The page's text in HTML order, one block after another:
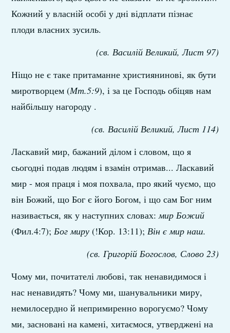
Кожний у власній особі у дні відплати пізнає
плоди власних зусиль.
(св. Василій Великий, Лист 97)
Ніщо не є таке притаманне християнинові, як бути
миротворцем (Мт.5:9), і за це Господь обіцяв нам
найбільшу нагороду .
(св. Василій Великий, Лист 114)
Ласкавий мир, бажаний ділом і словом, що я
сьогодні подав людям і взамін отримав... Ласкавий
мир - моя праця і моя похвала, про який чуємо, що
він Божий, що Бог є його Богом, і що сам Бог ним
називається, як у наступних словах: мир Божий
(Фил.4:7);Бог миру (!Кор. 13:11);Він є мир наш.
(св. Григорій Богослов, Слово 23)
Чому ми, почитателі любові, так ненавидимося і
нас ненавидять? Чому ми, шанувальники миру,
немилосердно й непримиренно ворогуємо? Чому
ми, засновані на камені, хитаємося, утверджені на